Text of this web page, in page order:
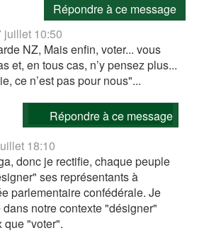
Répondre à ce message
juillet 10:50
NZ, Mais enfin, voter... vous
et, en tous cas, n’y pensez plus...
ce n’est pas pour nous"...
Répondre à ce message
18:10
donc je rectifie, chaque peuple
ses représentants à
parlementaire confédérale. Je
notre contexte "désigner"
que "voter".